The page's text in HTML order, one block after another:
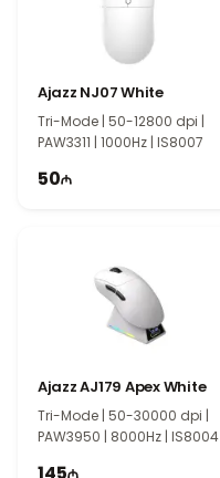
Ajazz NJ07 White
Tri-Mode | 50-12800 dpi |
PAW3311 | 1000Hz | IS8007
50
Ajazz AJ179 Apex White
Tri-Mode | 50-30000 dpi |
PAW3950 | 8000Hz | IS8004